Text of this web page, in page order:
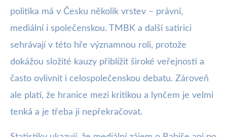
politika má v Česku několik vrstev – právní,
mediální i společenskou. TMBK a další satirici
sehrávají v této hře významnou roli, protože
dokážou složité kauzy přiblížit široké veřejnosti a
často ovlivnit i celospolečenskou debatu. Zároveň
ale platí, že hranice mezi kritikou a lynčem je velmi
tenká a je třeba ji nepřekračovat.